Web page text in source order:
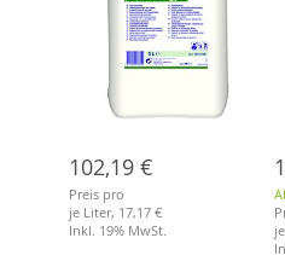
102,19 €
Preis pro
je Liter, 17,17 €
Inkl. 19% MwSt.